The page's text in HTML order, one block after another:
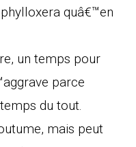
quâ€™en
un temps pour
parce
du tout.
mais peut